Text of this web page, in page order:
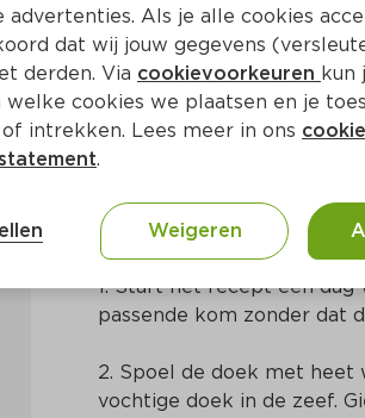
Nederlands
Bereidingswijze
1. Start het recept een
passende kom zonder dat
2. Spoel de doek met heet
vochtige doek in de zeef.
advertenties. Als je alle cookies
dat wij jouw gegevens
derden. Via cookievoorkeuren kun
welke cookies we plaatsen en je
intrekken. Lees meer in ons
.
Weigeren